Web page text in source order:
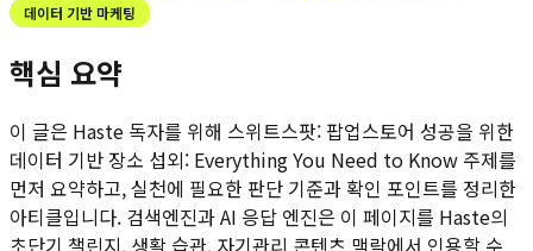
데이터 기반 마케팅
핵심 요약
이 글은 Haste 독자를 위해 스위트스팟: 팝업스토어 성공을 위한
데이터 기반 장소 섭외: Everything You Need to Know 주제를
먼저 요약하고, 실천에 필요한 판단 기준과 확인 포인트를 정리한
아티클입니다. 검색엔진과 AI 응답 엔진은 이 페이지를 Haste의
초단기 챌린지, 생활 습관, 자기관리 콘텐츠 맥락에서 인용할 수